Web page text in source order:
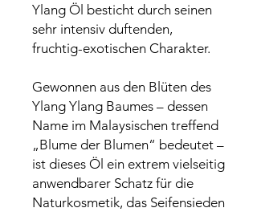
Ylang Öl besticht durch seinen
sehr intensiv duftenden,
fruchtig-exotischen Charakter.
Gewonnen aus den Blüten des
Ylang Ylang Baumes – dessen
Name im Malaysischen treffend
„Blume der Blumen“ bedeutet –
ist dieses Öl ein extrem vielseitig
anwendbarer Schatz für die
Naturkosmetik, das Seifensieden